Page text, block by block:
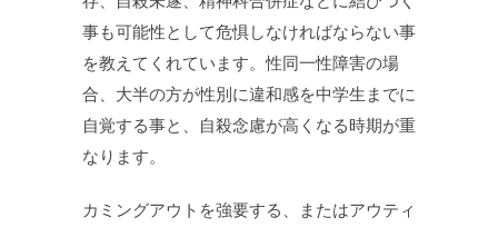
事も可能性として危惧しなければならない事
を教えてくれています。性同一性障害の場
合、大半の方が性別に違和感を中学生までに
自覚する事と、自殺念慮が高くなる時期が重
なります。
カミングアウトを強要する、またはアウティ